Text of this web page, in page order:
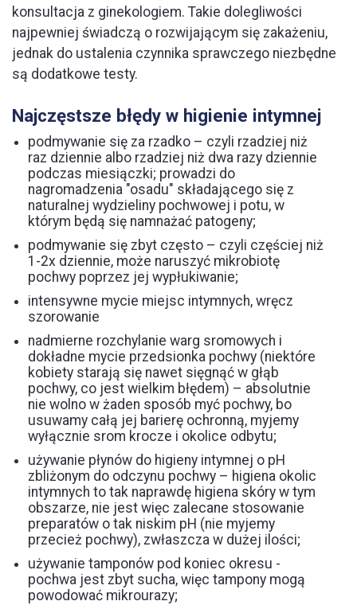
konsultacja z ginekologiem. Takie dolegliwości
najpewniej świadczą o rozwijającym się zakażeniu,
jednak do ustalenia czynnika sprawczego niezbędne
są dodatkowe testy.
Najczęstsze błędy w higienie intymnej
podmywanie się za rzadko – czyli rzadziej niż
raz dziennie albo rzadziej niż dwa razy dziennie
podczas miesiączki; prowadzi do
nagromadzenia "osadu" składającego się z
naturalnej wydzieliny pochwowej i potu, w
którym będą się namnażać patogeny;
podmywanie się zbyt często – czyli częściej niż
1-2x dziennie, może naruszyć mikrobiotę
pochwy poprzez jej wypłukiwanie;
intensywne mycie miejsc intymnych, wręcz
szorowanie
nadmierne rozchylanie warg sromowych i
dokładne mycie przedsionka pochwy (niektóre
kobiety starają się nawet sięgnąć w głąb
pochwy, co jest wielkim błędem) – absolutnie
nie wolno w żaden sposób myć pochwy, bo
usuwamy całą jej barierę ochronną, myjemy
wyłącznie srom krocze i okolice odbytu;
używanie płynów do higieny intymnej o pH
zbliżonym do odczynu pochwy – higiena okolic
intymnych to tak naprawdę higiena skóry w tym
obszarze, nie jest więc zalecane stosowanie
preparatów o tak niskim pH (nie myjemy
przecież pochwy), zwłaszcza w dużej ilości;
używanie tamponów pod koniec okresu -
pochwa jest zbyt sucha, więc tampony mogą
powodować mikrourazy;